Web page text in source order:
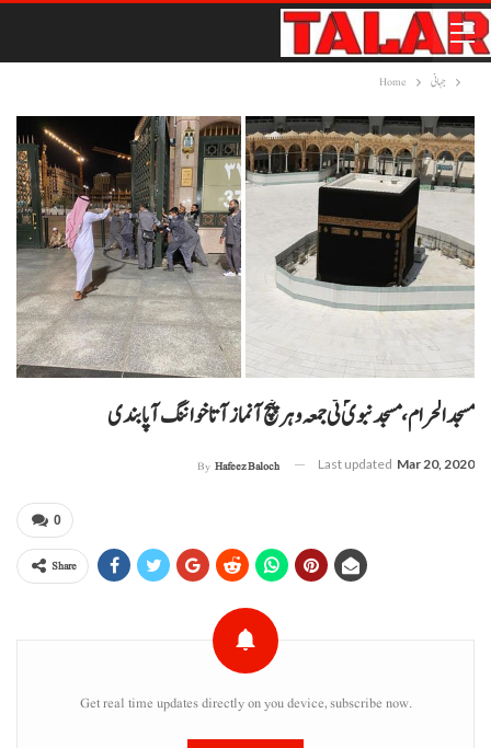
Home جہانی
مسجد الحرام، مسجد نبویؐ ٹی جمعہ و ہر پنچ آ نماز آتا خواننگ آ پابندی
By Hafeez Baloch Last updated Mar 20, 2020
0
Share
Get real time updates directly on you device, subscribe now.